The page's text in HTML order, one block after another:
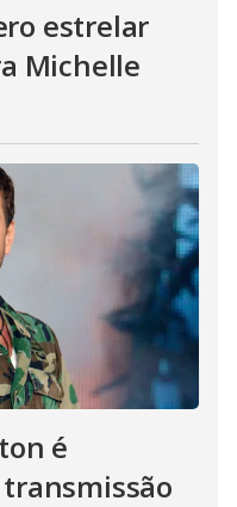
estrelar
Michelle
é